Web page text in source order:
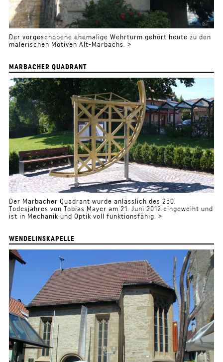
Der vorgeschobene ehemalige Wehrturm gehört heute zu den
malerischen Motiven Alt-Marbachs. >
MARBACHER QUADRANT
Der Marbacher Quadrant wurde anlässlich des 250.
Todesjahres von Tobias Mayer am 21. Juni 2012 eingeweiht und
ist in Mechanik und Optik voll funktionsfähig. >
WENDELINSKAPELLE